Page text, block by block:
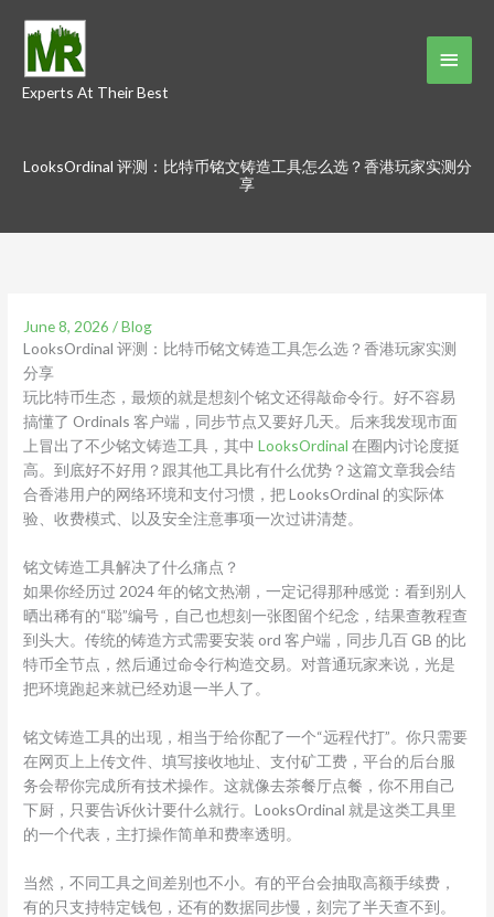
content
Experts At Their Best
Main
LooksOrdinal 评测：比特币铭文铸造工具怎么选？香港玩家实测分
享
June 8, 2026/Blog
LooksOrdinal 评测：比特币铭文铸造工具怎么选？香港玩家实测
分享
玩比特币生态，最烦的就是想刻个铭文还得敲命令行。好不容易
搞懂了 Ordinals 客户端，同步节点又要好几天。后来我发现市面
上冒出了不少铭文铸造工具，其中LooksOrdinal 在圈内讨论度挺
高。到底好不好用？跟其他工具比有什么优势？这篇文章我会结
合香港用户的网络环境和支付习惯，把 LooksOrdinal 的实际体
验、收费模式、以及安全注意事项一次过讲清楚。
铭文铸造工具解决了什么痛点？
如果你经历过 2024 年的铭文热潮，一定记得那种感觉：看到别人
晒出稀有的“聪”编号，自己也想刻一张图留个纪念，结果查教程查
到头大。传统的铸造方式需要安装 ord 客户端，同步几百 GB 的比
特币全节点，然后通过命令行构造交易。对普通玩家来说，光是
把环境跑起来就已经劝退一半人了。
铭文铸造工具的出现，相当于给你配了一个“远程代打”。你只需要
在网页上上传文件、填写接收地址、支付矿工费，平台的后台服
务会帮你完成所有技术操作。这就像去茶餐厅点餐，你不用自己
下厨，只要告诉伙计要什么就行。LooksOrdinal 就是这类工具里
的一个代表，主打操作简单和费率透明。
当然，不同工具之间差别也不小。有的平台会抽取高额手续费，
有的只支持特定钱包，还有的数据同步慢，刻完了半天查不到。